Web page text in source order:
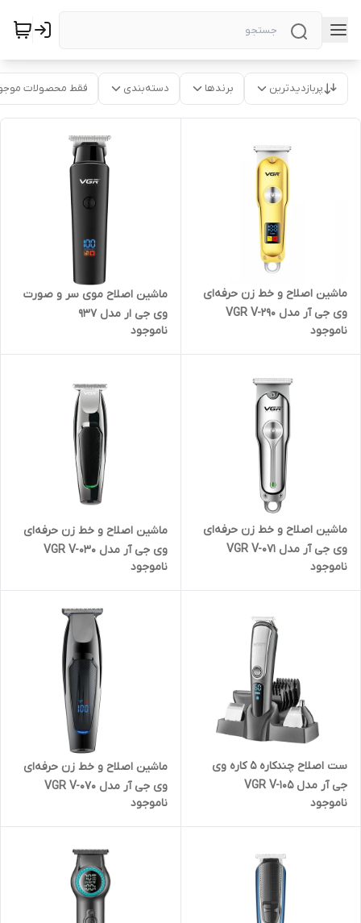
پربازدیدترین برندها دسته‌بندی فقط محصولات
ماشین اصلاح و خط زن حرفه‌ای
وی جی آر مدل VGR V-290
ناموجود
ماشین اصلاح موی سر و صورت
وی جی ار مدل 937
ناموجود
ماشین اصلاح و خط زن حرفه‌ای
وی جی آر مدل VGR V-071
ناموجود
ماشین اصلاح و خط زن حرفه‌ای
وی جی آر مدل VGR V-030
ناموجود
ست اصلاح چندکاره 5 کاره وی
جی آر مدل VGR V-105
ناموجود
ماشین اصلاح و خط زن حرفه‌ای
وی جی آر مدل VGR V-070
ناموجود